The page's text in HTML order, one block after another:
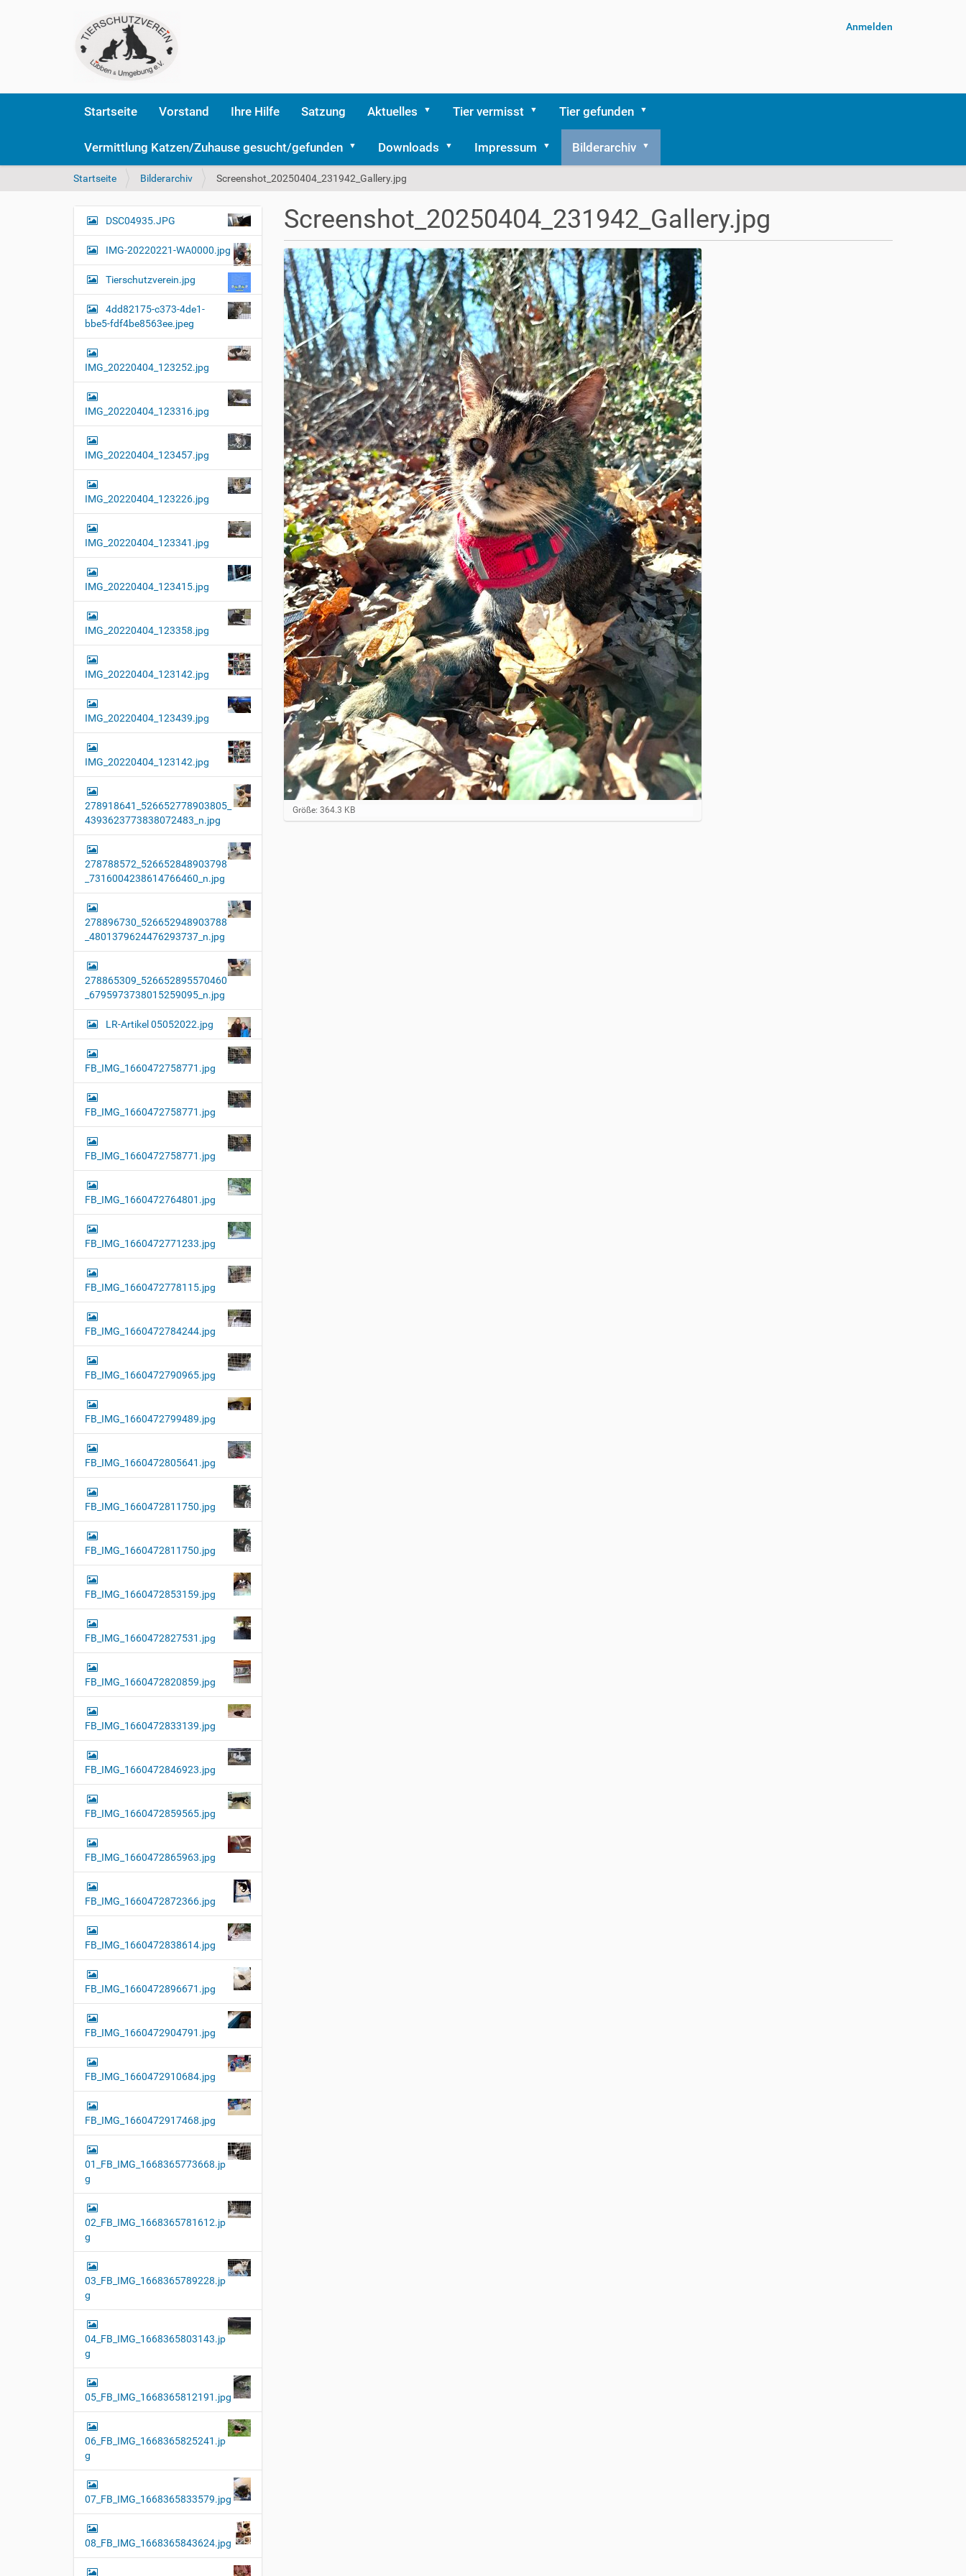
Anmelden
Startseite Vorstand Ihre Hilfe Satzung Aktuelles Tier vermisst Tier gefunden
Vermittlung Katzen/Zuhause gesucht/gefunden Downloads Impressum Bilderarchiv
S
e
i
d
i
Startseite Bilderarchiv Screenshot_20250404_231942_Gallery.jpg
Screenshot_20250404_231942_Gallery.jpg
Z
e
Größe: 364.3 KB
N
i
g
a
t
i
o
n
DSC04935.JPG
IMG-20220221-WA0000.jpg
Tierschutzverein.jpg
4dd82175-c373-4de1-
bbe5-fdf4be8563ee.jpeg
IMG_20220404_123252.jpg
IMG_20220404_123316.jpg
IMG_20220404_123457.jpg
IMG_20220404_123226.jpg
IMG_20220404_123341.jpg
IMG_20220404_123415.jpg
IMG_20220404_123358.jpg
IMG_20220404_123142.jpg
IMG_20220404_123439.jpg
IMG_20220404_123142.jpg
278918641_526652778903805_
4393623773838072483_n.jpg
278788572_526652848903798
_7316004238614766460_n.jpg
278896730_526652948903788
_4801379624476293737_n.jpg
278865309_526652895570460
_6795973738015259095_n.jpg
LR-Artikel 05052022.jpg
FB_IMG_1660472758771.jpg
FB_IMG_1660472758771.jpg
FB_IMG_1660472758771.jpg
FB_IMG_1660472764801.jpg
FB_IMG_1660472771233.jpg
FB_IMG_1660472778115.jpg
FB_IMG_1660472784244.jpg
FB_IMG_1660472790965.jpg
FB_IMG_1660472799489.jpg
FB_IMG_1660472805641.jpg
FB_IMG_1660472811750.jpg
FB_IMG_1660472811750.jpg
FB_IMG_1660472853159.jpg
FB_IMG_1660472827531.jpg
FB_IMG_1660472820859.jpg
FB_IMG_1660472833139.jpg
FB_IMG_1660472846923.jpg
FB_IMG_1660472859565.jpg
FB_IMG_1660472865963.jpg
FB_IMG_1660472872366.jpg
FB_IMG_1660472838614.jpg
FB_IMG_1660472896671.jpg
FB_IMG_1660472904791.jpg
FB_IMG_1660472910684.jpg
FB_IMG_1660472917468.jpg
01_FB_IMG_1668365773668.jp
g
02_FB_IMG_1668365781612.jp
g
03_FB_IMG_1668365789228.jp
g
04_FB_IMG_1668365803143.jp
g
05_FB_IMG_1668365812191.jpg
06_FB_IMG_1668365825241.jp
g
07_FB_IMG_1668365833579.jpg
08_FB_IMG_1668365843624.jpg